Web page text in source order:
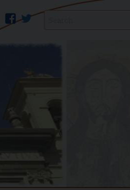
twitter
facebook